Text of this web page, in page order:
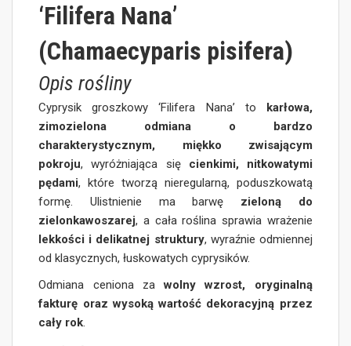
‘Filifera Nana’
(Chamaecyparis pisifera)
Opis rośliny
Cyprysik groszkowy ‘Filifera Nana’ to
karłowa,
zimozielona odmiana o bardzo
charakterystycznym, miękko zwisającym
pokroju, wyróżniająca się cienkimi, nitkowatymi
pędami, które tworzą nieregularną, poduszkowatą
formę. Ulistnienie ma barwę zieloną do
zielonkawoszarej, a cała roślina sprawia wrażenie
lekkości i delikatnej struktury, wyraźnie odmiennej
od klasycznych, łuskowatych cyprysików.
Odmiana ceniona zawolny wzrost, oryginalną
fakturę oraz wysoką wartość dekoracyjną przez
cały rok.